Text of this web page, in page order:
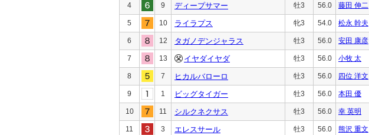
4 9 ディープサマー 牡3 56.0 藤田 伸二
5 10 ライラプス 牝3 54.0 松永 幹夫
6 12 タガノデンジャラス 牡3 56.0 安田 康彦
7 13 イヤダイヤダ 牡3 56.0 小牧 太
8 7 ヒカルバローロ 牡3 56.0 四位 洋文
9 1 ビッグタイガー 牡3 56.0 本田 優
10 11 シルクネクサス 牡3 56.0 幸 英明
11 3 エレスサール 牡3 56.0 熊沢 重文